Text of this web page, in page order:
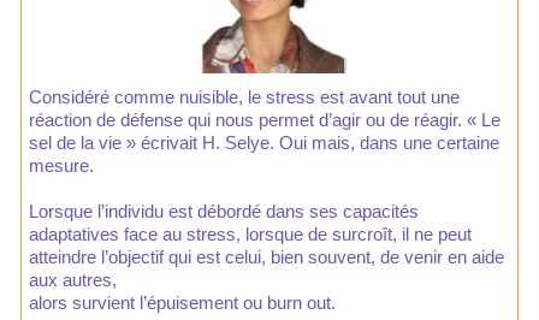
Considéré comme nuisible, le stress est avant tout une
réaction de défense qui nous permet d’agir ou de réagir. « Le
sel de la vie » écrivait H. Selye. Oui mais, dans une certaine
mesure.
Lorsque l’individu est débordé dans ses capacités
adaptatives face au stress, lorsque de surcroît, il ne peut
atteindre l’objectif qui est celui, bien souvent, de venir en aide
aux autres,
alors survient l’épuisement ou burn out.